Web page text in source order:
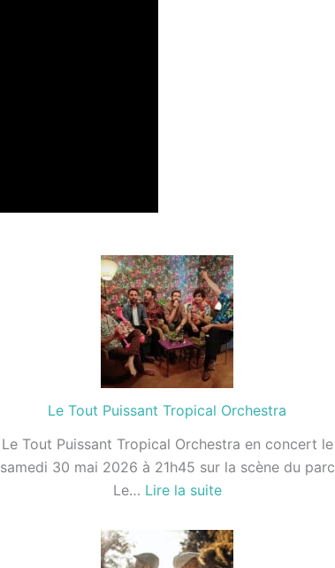
Le Tout Puissant Tropical Orchestra
Le Tout Puissant Tropical Orchestra en concert le
samedi 30 mai 2026 à 21h45 sur la scène du parc
Le… Lire la suite:
Tout
Puissant